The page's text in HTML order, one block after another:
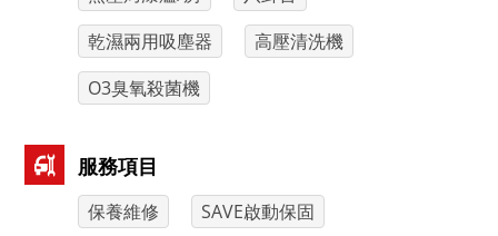
乾濕兩用吸塵器
高壓清洗機
O3臭氧殺菌機
服務項目
保養維修
SAVE啟動保固